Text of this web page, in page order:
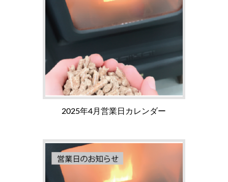
2025年4月営業日カレンダー